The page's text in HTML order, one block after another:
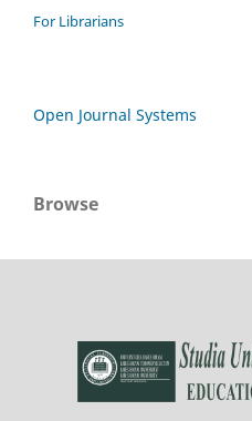
For Librarians
Open Journal Systems
Browse